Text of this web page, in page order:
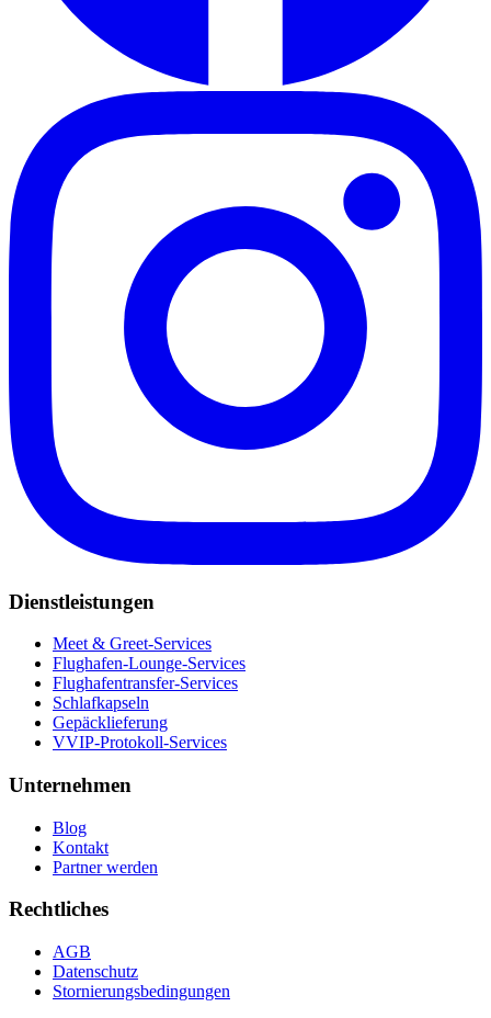
Dienstleistungen
Meet & Greet-Services
Flughafen-Lounge-Services
Flughafentransfer-Services
Schlafkapseln
Gepäcklieferung
VVIP-Protokoll-Services
Unternehmen
Blog
Kontakt
Partner werden
Rechtliches
AGB
Datenschutz
Stornierungsbedingungen